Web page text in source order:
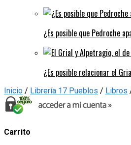
¿Es posible que Pedroche
¿Es posible relacionar el
Inicio / Librería 17 Pueblos / Libros
Carrito